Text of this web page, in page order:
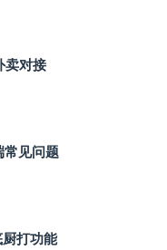
卖对接
常见问题
打功能